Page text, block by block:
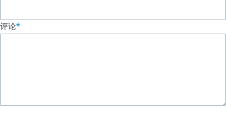
ChatGPT
例
评论